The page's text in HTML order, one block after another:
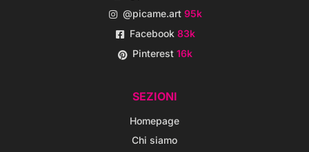
@picame.art95k
Facebook83k
Pinterest16k
SEZIONI
Homepage
Chi siamo